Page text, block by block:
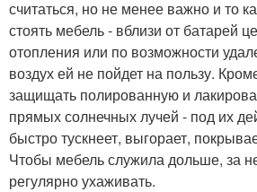
считаться, но не менее важно и то
стоять мебель - вблизи от батарей
отопления или по возможности
воздух ей не пойдет на пользу.
защищать полированную и
прямых солнечных лучей - под их
быстро тускнеет, выгорает,
Чтобы мебель служила дольше, за
регулярно ухаживать.